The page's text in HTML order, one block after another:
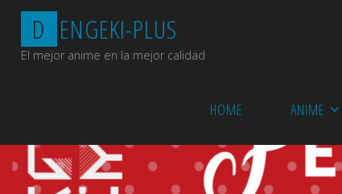
Saltar
contenido
D ENGEKI-PLUS
El mejor anime en la mejor calidad
HOME ANIME